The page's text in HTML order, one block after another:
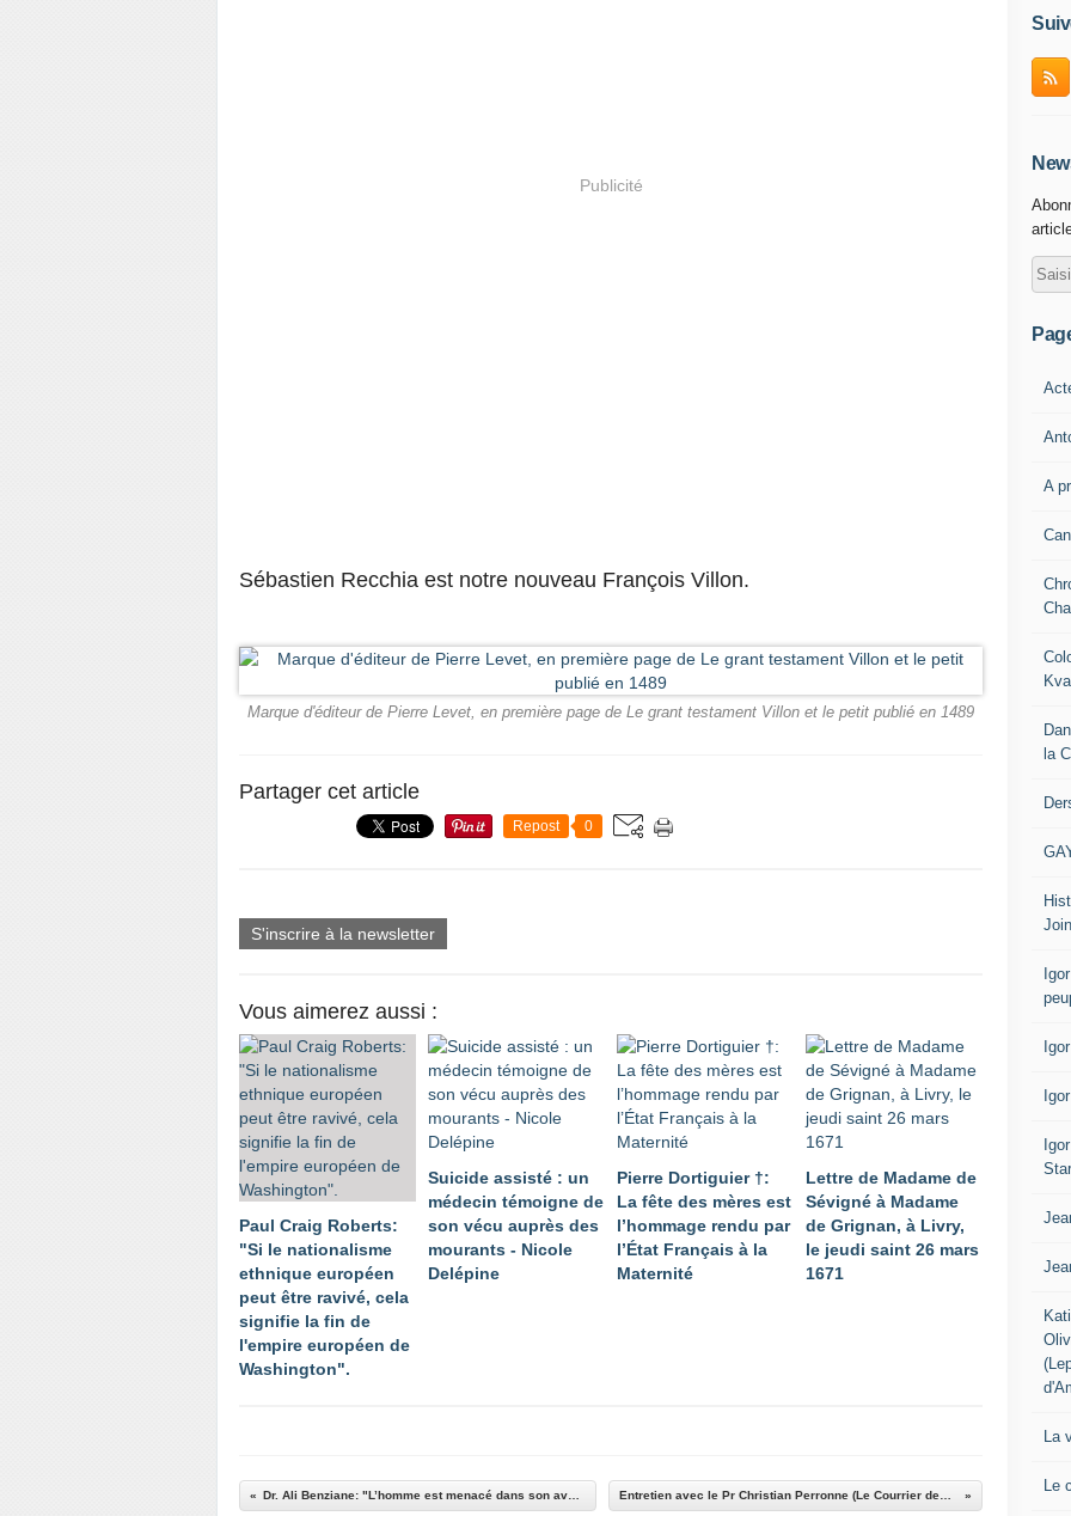
Publicité
Sébastien Recchia est notre nouveau François Villon.
Marque d'éditeur de Pierre Levet, en première page de Le grant testament Villon et le petit publié en 1489
Partager cet article
Repost 0
S'inscrire à la newsletter
Vous aimerez aussi :
Paul Craig Roberts:
"Si le nationalisme
ethnique européen
peut être ravivé, cela
signifie la fin de
l'empire européen de
Washington".
Suicide assisté : un
médecin témoigne de
son vécu auprès des
mourants - Nicole
Delépine
Pierre Dortiguier †:
La fête des mères est
l’hommage rendu par
l’État Français à la
Maternité
Lettre de Madame de
Sévigné à Madame
de Grignan, à Livry,
le jeudi saint 26 mars
1671
A
la
La
Le